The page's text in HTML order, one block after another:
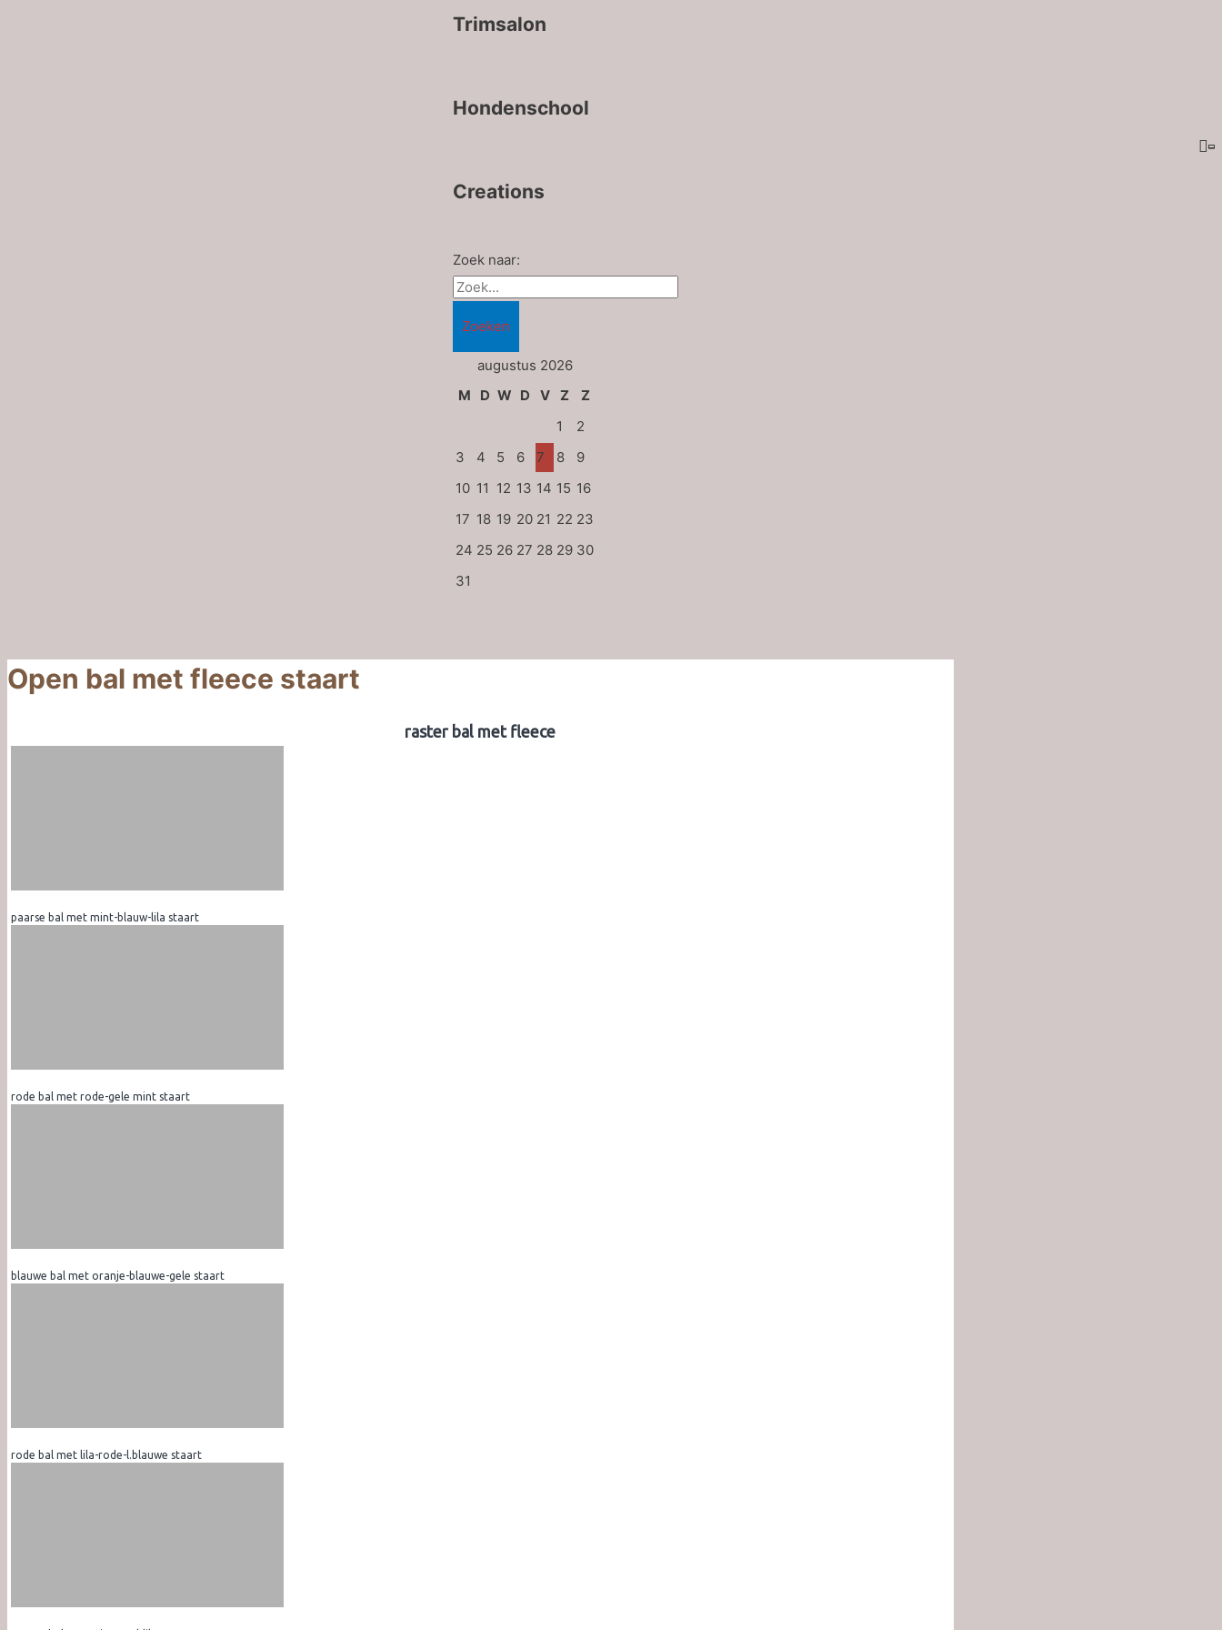
Trimsalon
Hondenschool
Creations
Zoek naar:
augustus 2026
M
D W D V Z
Z
1
2
3
4 5 6 7 8
9
10 11 12 13 14 15 16
17 18 19 20 21 22 23
24 25 26 27 28 29 30
31
Open bal met fleece staart
raster bal met fleece
paarse bal met mint-blauw-lila staart
rode bal met rode-gele mint staart
blauwe bal met oranje-blauwe-gele staart
rode bal met lila-rode-l.blauwe staart